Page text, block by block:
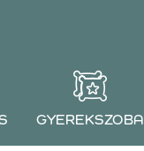
GYEREKSZOBA